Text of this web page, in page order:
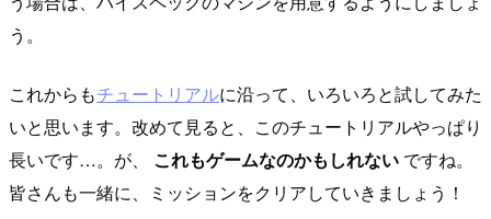
う。
これからもチュートリアルに沿って、いろいろと試してみた
いと思います。改めて見ると、このチュートリアルやっぱり
長いです…。が、 これもゲームなのかもしれない ですね。
皆さんも一緒に、ミッションをクリアしていきましょう！